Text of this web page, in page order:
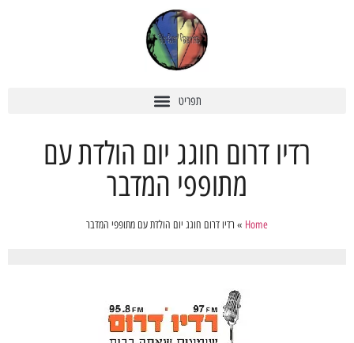
רדיו דרום חוגג יום הולדת עם
מתופפי המדבר
Home
» רדיו דרום חוגג יום הולדת עם מתופפי המדבר